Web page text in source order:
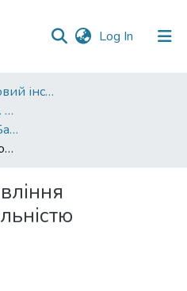
Log In (current)
Навчально-науковий інститут економіки, управління, права та інформаційних технологій
Кваліфікаційні роботи. ННІ економіки, управління, права та ІТ
073 «Менеджмент» - Бакалаври 2023-2024
Управління операційною діяльністю підприємства